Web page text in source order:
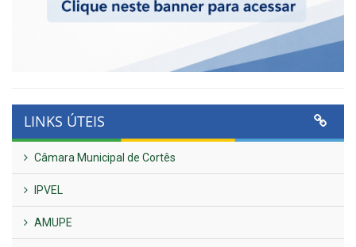
LINKS ÚTEIS
Câmara Municipal de Cortês
IPVEL
AMUPE